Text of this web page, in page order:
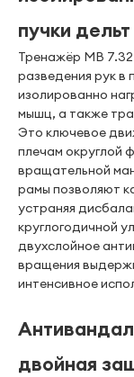
пучки дельт
Тренажёр MB
разведения рук в
изолированно
мышц, а также
Это ключевое
плечам округлой
вращательной
рамы позволяют
устраняя
круглогодичной
двухслойное
вращения
интенсивное
двойная